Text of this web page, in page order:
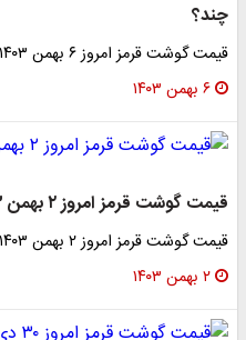
چند؟
قیمت گوشت قرمز امروز ۶ بهمن ۱۴۰۳ اعلام شد.
۶ بهمن ۱۴۰۳
قیمت گوشت قرمز امروز ۲ بهمن ۱۴۰۳ | ماهیچه گوسفندی چند؟
قیمت گوشت قرمز امروز ۲ بهمن ۱۴۰۳ اعلام شد.
۲ بهمن ۱۴۰۳